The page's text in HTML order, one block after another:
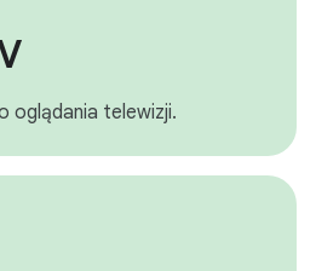
oglądania telewizji.